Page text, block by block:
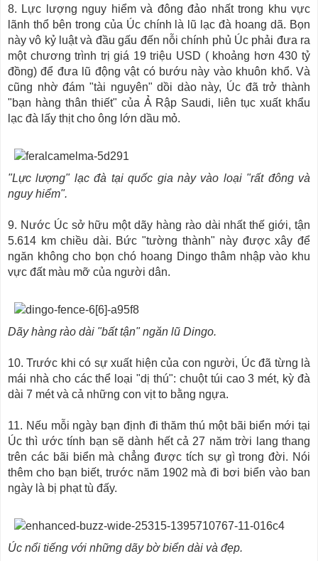
8. Lực lượng nguy hiểm và đông đảo nhất trong khu vực
lãnh thổ bên trong của Úc chính là lũ lạc đà hoang dã. Bọn
này vô kỷ luật và đầu gấu đến nỗi chính phủ Úc phải đưa ra
một chương trình trị giá 19 triệu USD ( khoảng hơn 430 tỷ
đồng) để đưa lũ động vật có bướu này vào khuôn khổ. Và
cũng nhờ đám "tài nguyên" dồi dào này, Úc đã trở thành
"bạn hàng thân thiết" của Ả Rập Saudi, liên tục xuất khẩu
lạc đà lấy thịt cho ông lớn dầu mỏ.
"Lực lượng" lạc đà tại quốc gia này vào loại "rất đông và
nguy hiểm".
9. Nước Úc sở hữu một dãy hàng rào dài nhất thế giới, tận
5.614 km chiều dài. Bức "tường thành" này được xây để
ngăn không cho bọn chó hoang Dingo thâm nhập vào khu
vực đất màu mỡ của người dân.
Dãy hàng rào dài "bất tận" ngăn lũ Dingo.
10. Trước khi có sự xuất hiện của con người, Úc đã từng là
mái nhà cho các thể loại "dị thú": chuột túi cao 3 mét, kỳ đà
dài 7 mét và cả những con vịt to bằng ngựa.
11. Nếu mỗi ngày bạn định đi thăm thú một bãi biển mới tại
Úc thì ước tính bạn sẽ dành hết cả 27 năm trời lang thang
trên các bãi biển mà chẳng được tích sự gì trong đời. Nói
thêm cho bạn biết, trước năm 1902 mà đi bơi biển vào ban
ngày là bị phạt tù đấy.
Úc nổi tiếng với những dãy bờ biển dài và đẹp.